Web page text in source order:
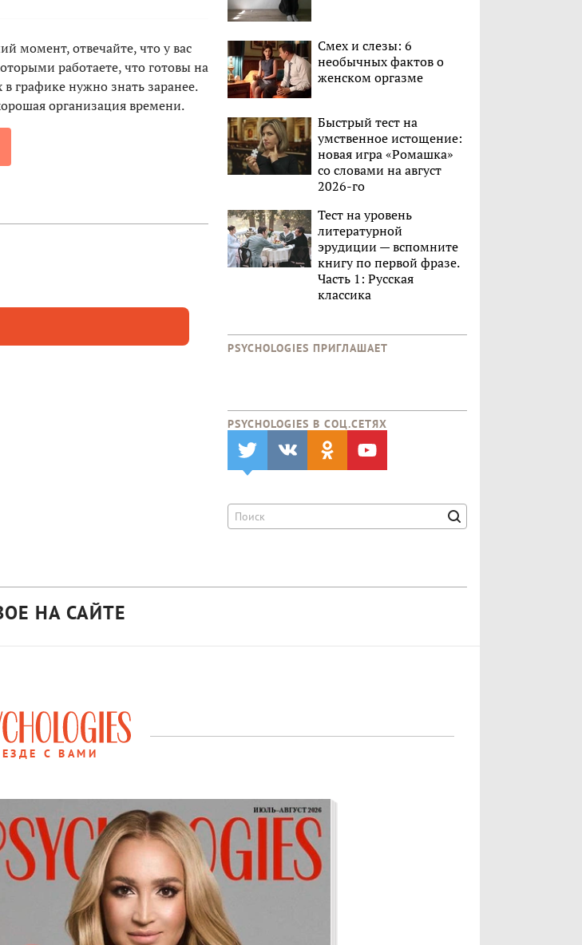
момент, отвечайте, что у вас
работаете, что готовы на
графике нужно знать заранее.
организация времени.
Смех и слезы: 6
необычных фактов о
женском оргазме
Быстрый тест на
умственное истощение:
новая игра «Ромашка»
со словами на август
2026-го
Тест на уровень
литературной
эрудиции — вспомните
книгу по первой фразе.
Часть 1: Русская
классика
PSYCHOLOGIES ПРИГЛАШАЕТ
PSYCHOLOGIES В CОЦ.СЕТЯХ
НА САЙТЕ
С ВАМИ